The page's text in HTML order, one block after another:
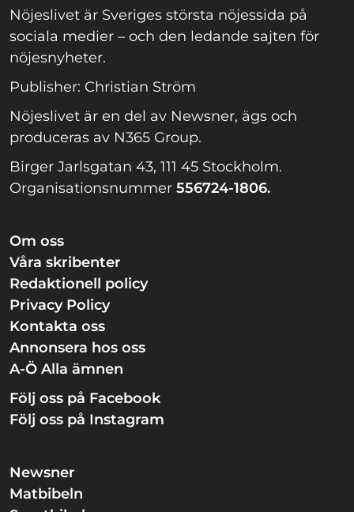
Nöjeslivet är Sveriges största nöjessida på
sociala medier – och den ledande sajten för
nöjesnyheter.
Publisher: Christian Ström
Nöjeslivet är en del av Newsner, ägs och
produceras av N365 Group.
Birger Jarlsgatan 43, 111 45 Stockholm.
Organisationsnummer 556724-1806.
Om oss
Våra skribenter
Redaktionell policy
Privacy Policy
Kontakta oss
Annonsera hos oss
A-Ö Alla ämnen
Följ oss på Facebook
Följ oss på Instagram
Newsner
Matbibeln